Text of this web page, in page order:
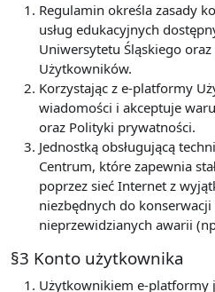
Regulamin określa zasady
usług edukacyjnych
Uniwersytetu Śląskiego
Użytkowników.
Korzystając z e-platformy
wiadomości i akceptuje
oraz Polityki prywatności.
Jednostką obsługującą
Centrum, które zapewnia
poprzez sieć Internet z
niezbędnych do
nieprzewidzianych awarii
§3 Konto użytkownika
Użytkownikiem e-platformy